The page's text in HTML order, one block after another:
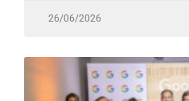
26/06/2026